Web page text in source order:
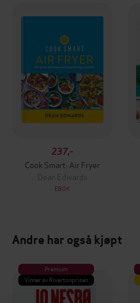
237,-
Cook Smart: Air Fryer
Dean Edwards
EBOK
Andre har også kjøpt
Premium
Vinner av Rivertonprisen